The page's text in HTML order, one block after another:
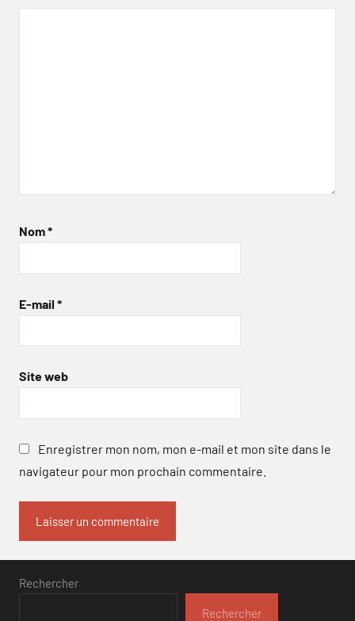
Nom*
E-mail *
Site web
Enregistrer mon nom, mon e-mail et mon site dans le
navigateur pour mon prochain commentaire.
Rechercher
Rechercher